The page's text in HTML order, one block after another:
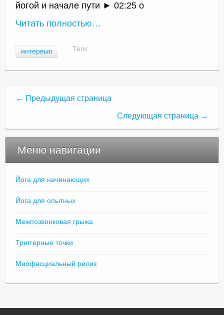
йогой и начале пути ► 02:25 о
Читать полностью…
Теги:
интервью
← Предыдущая страница
Следующая страница →
Меню навигации
Йога для начинающих
Йога для опытных
Межпозвонковая грыжа
Триггерные точки
Миофасциальный релиз